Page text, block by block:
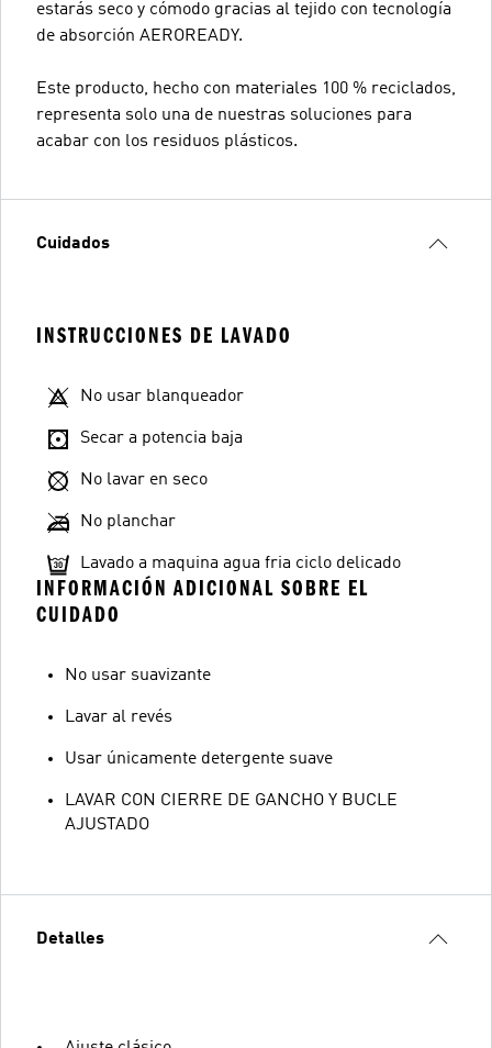
estarás seco y cómodo gracias al tejido con tecnología
de absorción AEROREADY.
Este producto, hecho con materiales 100 % reciclados,
representa solo una de nuestras soluciones para
acabar con los residuos plásticos.
Cuidados
INSTRUCCIONES DE LAVADO
No usar blanqueador
Secar a potencia baja
No lavar en seco
No planchar
Lavado a maquina agua fria ciclo delicado
INFORMACIÓN ADICIONAL SOBRE EL
CUIDADO
No usar suavizante
Lavar al revés
Usar únicamente detergente suave
LAVAR CON CIERRE DE GANCHO Y BUCLE
AJUSTADO
Detalles